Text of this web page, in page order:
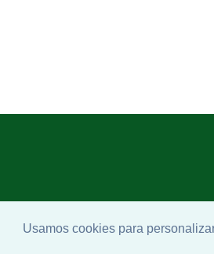
Usamos cookies para